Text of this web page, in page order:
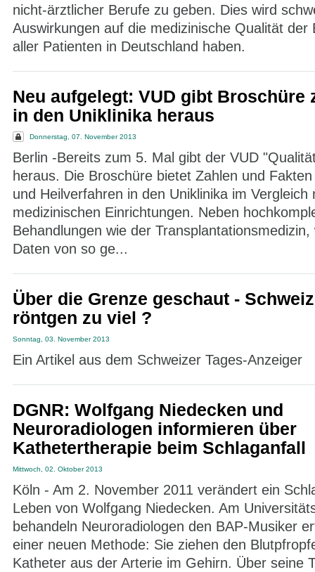
nicht-ärztlicher Berufe zu geben. Dies wird
Auswirkungen auf die medizinische Qualität der
aller Patienten in Deutschland haben.
Neu aufgelegt: VUD gibt Broschüre
in den Uniklinika heraus
Donnerstag, 07. November 2013
Berlin -Bereits zum 5. Mal gibt der VUD
heraus. Die Broschüre bietet Zahlen und
und Heilverfahren in den Uniklinika im Vergleich
medizinischen Einrichtungen. Neben
Behandlungen wie der
Daten von so ge...
Über die Grenze geschaut -
röntgen zu viel ?
Sonntag, 03. November 2013
Ein Artikel aus dem Schweizer Tages-Anzeiger
DGNR: Wolfgang Niedecken und
Neuroradiologen informieren über
Kathetertherapie beim Schlaganfall
Mittwoch, 02. Oktober 2013
Köln - Am 2. November 2011 verändert ein
Leben von Wolfgang Niedecken. Am
behandeln Neuroradiologen den BAP-Musiker
einer neuen Methode: Sie ziehen den
Katheter aus der Arterie im Gehirn. Über seine